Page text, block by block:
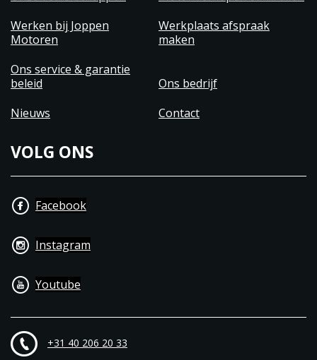
Werken bij Joppen
Motoren
Werkplaats afspraak
maken
Ons service & garantie
beleid
Ons bedrijf
Nieuws
Contact
VOLG ONS
Facebook
Instagram
Youtube
+31 40 206 20 33